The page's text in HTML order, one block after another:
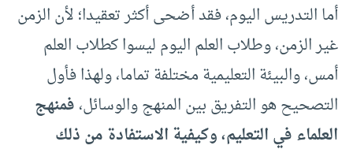
أما التدريس اليوم، فقد أضحى أكثر تعقيدا؛ لأن الزمن
غير الزمن، وطلاب العلم اليوم ليسوا كطلاب العلم
أمس، والبيئة التعليمية مختلفة تماما، ولهذا فأول
التصحيح هو التفريق بين المنهج والوسائل،فمنهج
العلماء في التعليم، وكيفية الاستفادة من ذلك